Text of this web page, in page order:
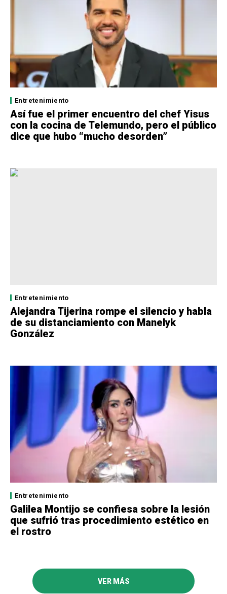
Entretenimiento
Así fue el primer encuentro del chef Yisus
con la cocina de Telemundo, pero el público
dice que hubo “mucho desorden”
Entretenimiento
Alejandra Tijerina rompe el silencio y habla
de su distanciamiento con Manelyk
González
Entretenimiento
Galilea Montijo se confiesa sobre la lesión
que sufrió tras procedimiento estético en
el rostro
VER MÁS